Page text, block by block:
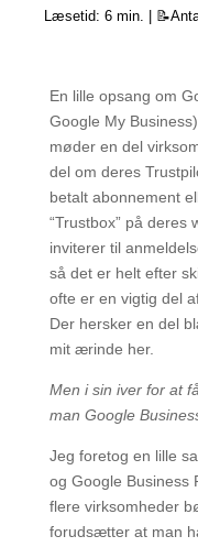
Læsetid: 6 min. |
En lille opsang om
Google My
møder en del
del om deres
betalt abonnement
“Trustbox” på deres
inviterer til
så det er helt efter
ofte er en vigtig del
Der hersker en del
mit ærinde her.
Men i sin iver for at
man Google
Jeg foretog en lille
og Google Business
flere virksomheder
forudsætter at man